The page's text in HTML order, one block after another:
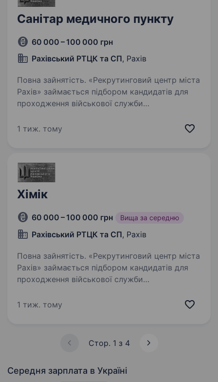
Санітар медичного пункту
60 000 – 100 000 грн
Рахівський РТЦК та СП, Рахів
Повна зайнятість. «Рекрутинговий центр міста
Рахів» займається підбором кандидатів для
проходження військової служби
пункту Обов’язки: супровід і підготовка
1 тиж. тому
Хімік
60 000 – 100 000 грн Вища за середню
Рахівський РТЦК та СП, Рахів
Повна зайнятість. «Рекрутинговий центр міста
Рахів» займається підбором кандидатів для
проходження військової служби
проведення хімічної розвідки місцевості,
1 тиж. тому
Стор. 1 з 4
Середня зарплата в Україні